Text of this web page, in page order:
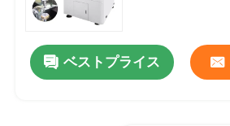
ベストプライス